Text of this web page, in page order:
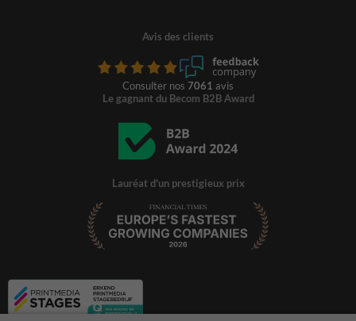
Avis des clients
Consulter nos 7061 avis
Le gagnant du Becom B2B Award
Lauréat d'un prestigieux prix